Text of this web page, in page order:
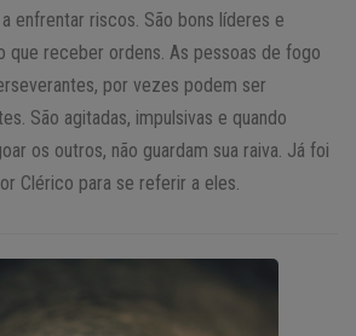
enfrentar riscos. São bons líderes e
que receber ordens. As pessoas de fogo
por vezes podem ser
São agitadas, impulsivas e quando
os outros, não guardam sua raiva. Já foi
Clérico para se referir a eles.